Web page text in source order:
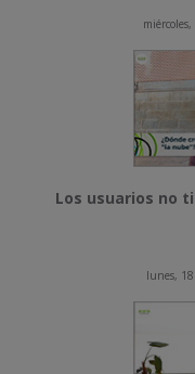
Los usuarios no
lunes,